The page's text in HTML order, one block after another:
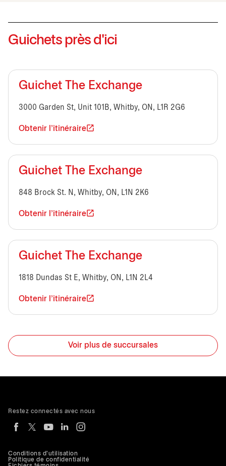
Guichets près d'ici
Guichet The Exchange
3000 Garden St, Unit 101B, Whitby, ON, L1R 2G6
Obtenir l'itinéraire
Guichet The Exchange
848 Brock St. N, Whitby, ON, L1N 2K6
Obtenir l'itinéraire
Guichet The Exchange
1818 Dundas St E, Whitby, ON, L1N 2L4
Obtenir l'itinéraire
Voir plus de succursales
Conditions d'utilisation
Politique de confidentialité
Restez connectés avec nous